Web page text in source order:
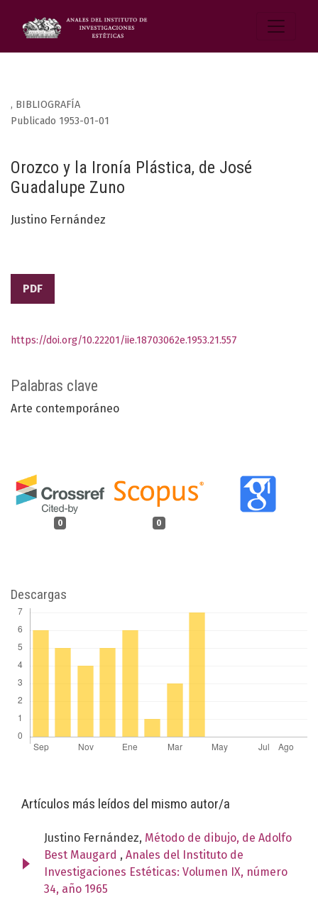
, BIBLIOGRAFÍA
Orozco y la Ironía Plástica, de José
Guadalupe Zuno
Publicado 1953-01-01
Justino Fernández
PDF
Palabras clave
Arte contemporáneo
0 0
https://doi.org/10.22201/iie.18703062e.1953.21.557
Descargas
Artículos más leídos del mismo autor/a
Justino Fernández, Método de dibujo, de Adolfo
Best Maugard , Anales del Instituto de
Investigaciones Estéticas: Volumen IX, número
34, año 1965